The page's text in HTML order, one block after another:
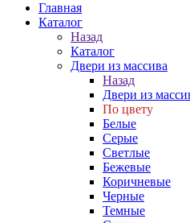
Главная
Каталог
Назад
Каталог
Двери из массива
Назад
Двери из
По цвету
Белые
Серые
Светлые
Бежевые
Коричневые
Черные
Темные